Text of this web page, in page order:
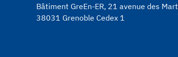
Bâtiment GreEn-ER, 21 avenue des
38031 Grenoble Cedex 1